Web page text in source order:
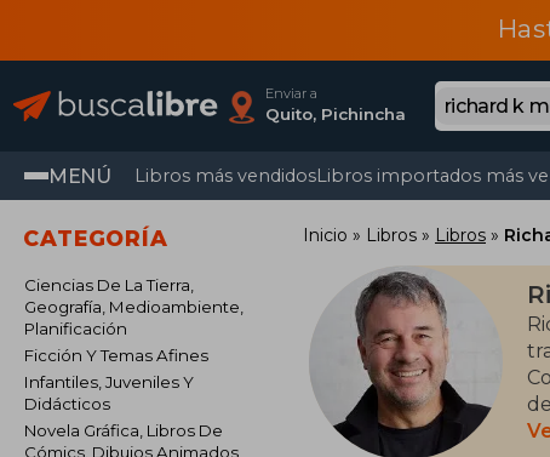
Enviar a
Quito, Pichincha
MENÚ Libros más vendidosLibros importados más
CATEGORÍA
Ciencias De La Tierra,
Geografía, Medioambiente,
Planificación
Ficción Y Temas Afines
Infantiles, Juveniles Y
Didácticos
Novela Gráfica, Libros De
Cómics, Dibujos Animados
Inicio Libros Libros